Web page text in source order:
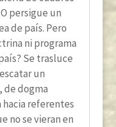
persigue un
de país. Pero
ni programa
Se trasluce
un
de dogma
referentes
no se vieran en